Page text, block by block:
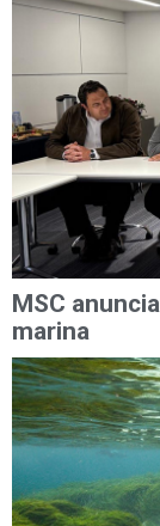
MSC
marina